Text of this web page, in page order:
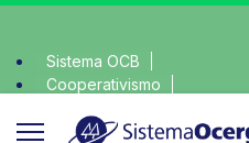
Sistema OCB
Cooperativismo